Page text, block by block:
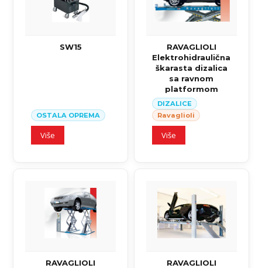
SW15
OSTALA OPREMA
Više
RAVAGLIOLI
Elektrohidraulična
škarasta dizalica
sa ravnom
platformom
DIZALICE
Ravaglioli
Više
RAVAGLIOLI
RAVAGLIOLI